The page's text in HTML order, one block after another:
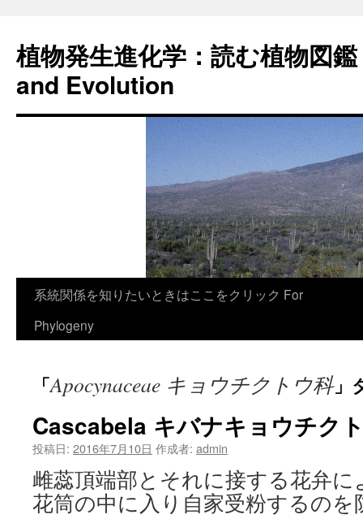
植物発生進化学：読む植物図
and Evolution
へ
ス
キ
系統関係を知りたいときはここをクリック For
Phylogeny
「Apocynaceae キョウチクトウ科」
Cascabela キバナキョウチク
投稿日: 2016年7月10日 作成者: admin
雌蕊頂端部とそれに接する花弁
花筒の中に入り自家受粉するの